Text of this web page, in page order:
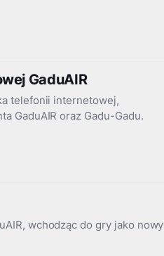
GaduAIR
telefonii internetowej,
GaduAIR oraz Gadu-Gadu.
wchodząc do gry jako nowy